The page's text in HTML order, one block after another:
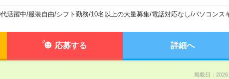
活躍中/服装自由/シフト勤務/10名以上の大量募集/電話対応なし/パソコンス
応募する 詳細へ
掲載日：